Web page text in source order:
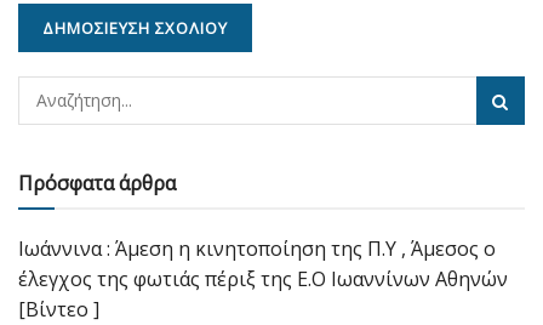
Πρόσφατα άρθρα
Ιωάννινα : Άμεση η κινητοποίηση της Π.Υ , Άμεσος ο
έλεγχος της φωτιάς πέριξ της Ε.Ο Ιωαννίνων Αθηνών
[Βίντεο ]